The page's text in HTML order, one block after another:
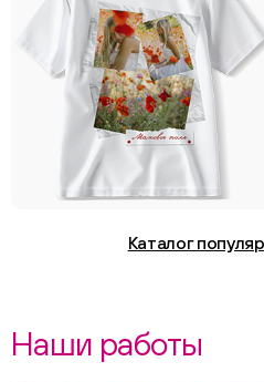
Каталог
Наши работы